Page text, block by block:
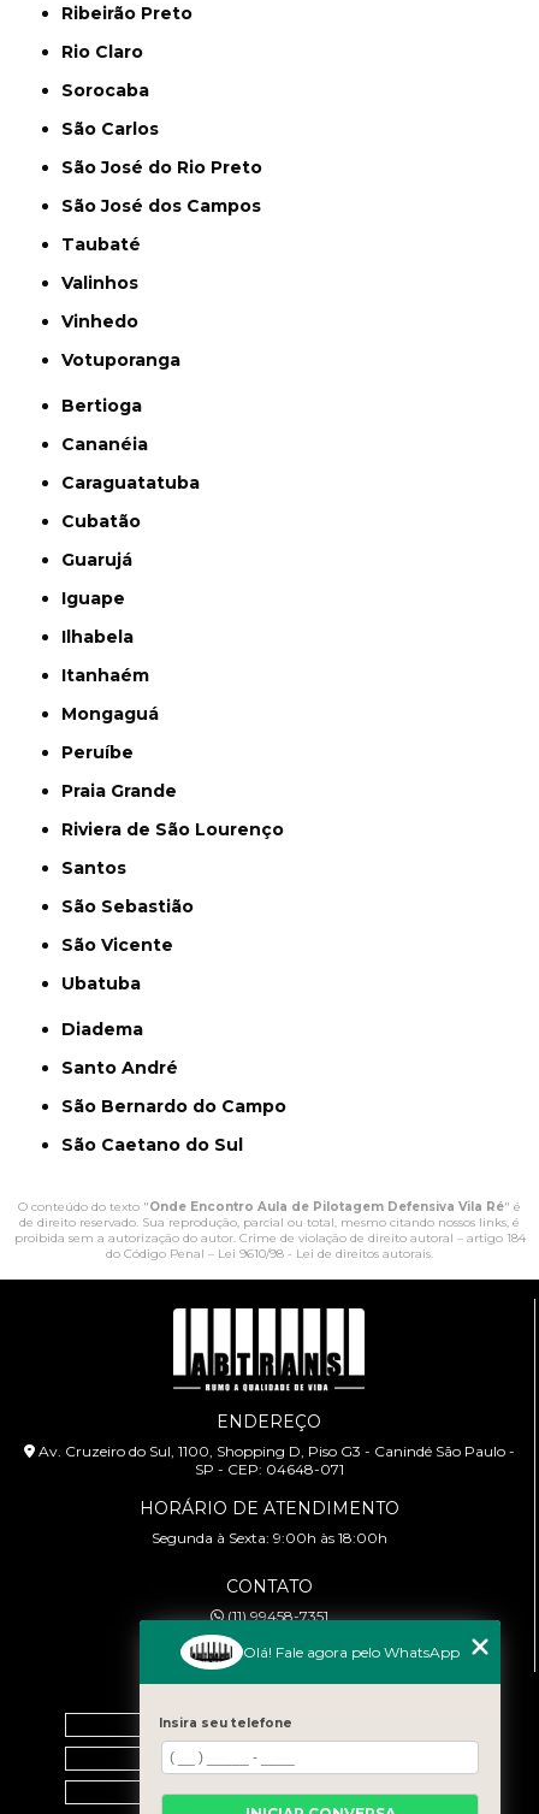
Ribeirão Preto
Rio Claro
Sorocaba
São Carlos
São José do Rio Preto
São José dos Campos
Taubaté
Valinhos
Vinhedo
Votuporanga
Bertioga
Cananéia
Caraguatatuba
Cubatão
Guarujá
Iguape
Ilhabela
Itanhaém
Mongaguá
Peruíbe
Praia Grande
Riviera de São Lourenço
Santos
São Sebastião
São Vicente
Ubatuba
Diadema
Santo André
São Bernardo do Campo
São Caetano do Sul
O conteúdo do texto "Onde Encontro Aula de Pilotagem Defensiva Vila Ré" é
de direito reservado. Sua reprodução, parcial ou total, mesmo citando nossos links, é
proibida sem a autorização do autor. Crime de violação de direito autoral – artigo 184
do Código Penal – Lei 9610/98 - Lei de direitos autorais
ENDEREÇO
Av. Cruzeiro do Sul, 1100, Shopping D, Piso G3 - Canindé São Paulo -
SP - CEP: 04648-071
HORÁRIO DE ATENDIMENTO
Segunda à Sexta: 9:00h às 18:00h
CONTATO
(11) 99458-7351
cursoabtrans@gmail.com
Home
Empresa
Galeria
Olá! Fale agora pelo WhatsApp
Insira seu telefone